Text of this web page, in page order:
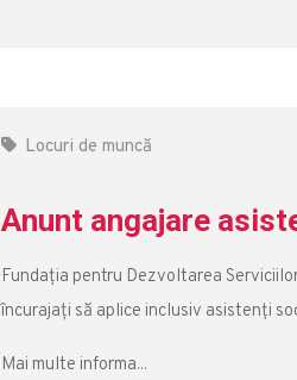
Locuri de muncă
Anunt angajare
Fundația pentru Dezvoltarea
încurajați să aplice inclusiv asistenți
Mai multe informa...